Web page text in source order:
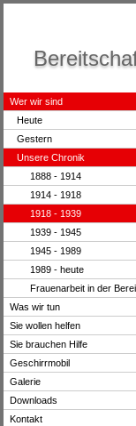
Wer wir sind
Heute
Gestern
Unsere Chronik
1888 - 1914
1914 - 1918
1918 - 1939
1939 - 1945
1945 - 1989
1989 - heute
Frauenarbeit in der
Was wir tun
Sie wollen helfen
Sie brauchen Hilfe
Geschirrmobil
Galerie
Downloads
Kontakt